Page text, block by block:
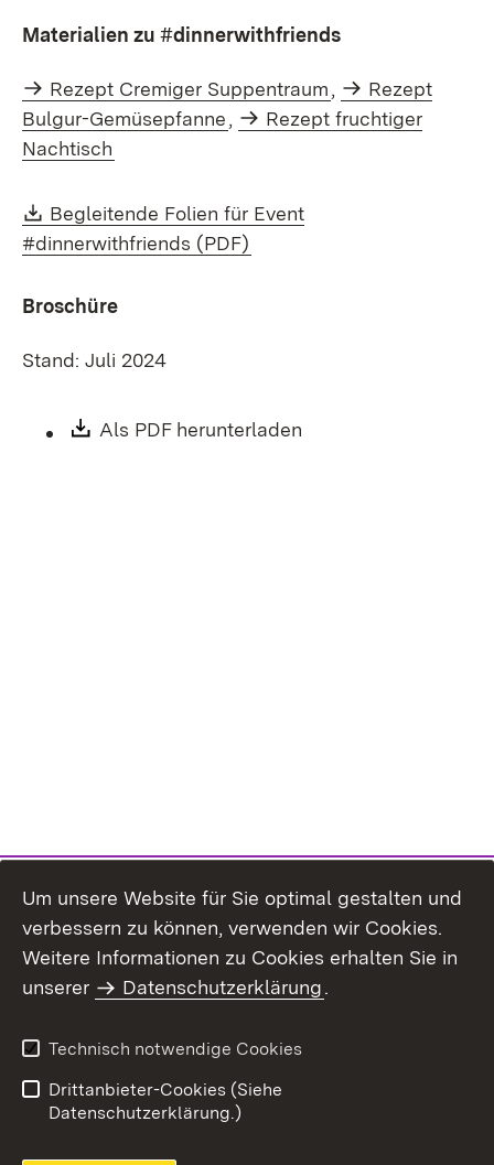
Materialien zu #dinnerwithfriends
Rezept Cremiger Suppentraum,
Rezept
Bulgur-Gemüsepfanne,
Rezept fruchtiger
Nachtisch
Download:
Begleitende Folien für Event
#dinnerwithfriends (PDF)
Broschüre
Stand: Juli 2024
Download:
Als PDF herunterladen
Themenübersicht
Um unsere Website für Sie optimal gestalten und
verbessern zu können, verwenden wir Cookies.
Weitere Informationen zu Cookies erhalten Sie in
unserer
Datenschutzerklärung.
Technisch notwendige Cookies
Drittanbieter-Cookies (Siehe
Datenschutzerklärung.)